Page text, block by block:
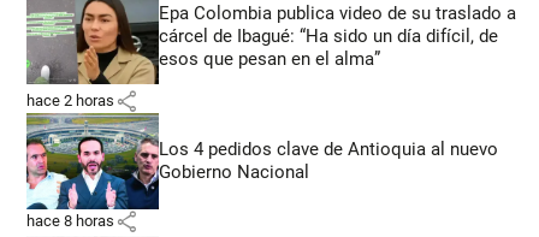
Epa Colombia publica video de su traslado a
cárcel de Ibagué: “Ha sido un día difícil, de
esos que pesan en el alma”
hace 2 horas share
Los 4 pedidos clave de Antioquia al nuevo
Gobierno Nacional
hace 8 horas share